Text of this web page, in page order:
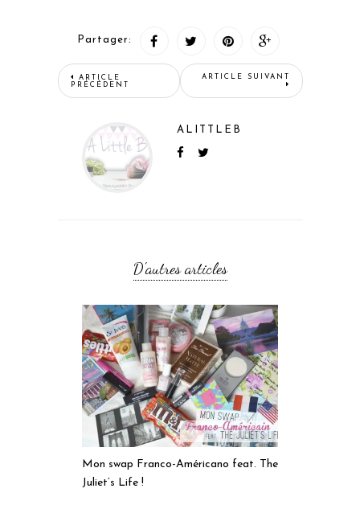
Partager:
ARTICLE
PRÉCÉDENT
ARTICLE SUIVANT
ALITTLEB
D'autres articles
Mon swap Franco-Américano feat. The
Juliet’s Life !